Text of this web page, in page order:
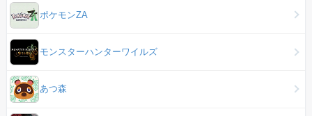
ポケモンZA
モンスターハンターワイルズ
あつ森